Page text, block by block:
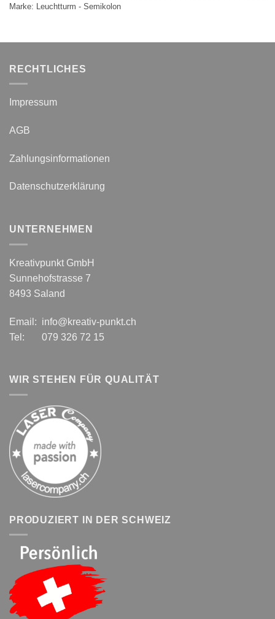
Marke: Leuchtturm - Semikolon
RECHTLICHES
Impressum
AGB
Zahlungsinformationen
Datenschutzerklärung
UNTERNEHMEN
Kreativpunkt GmbH
Sunnehofstrasse 7
8493 Saland
Email: info@kreativ-punkt.ch
Tel: 079 326 72 15
WIR STEHEN FÜR QUALITÄT
PRODUZIERT IN DER SCHWEIZ